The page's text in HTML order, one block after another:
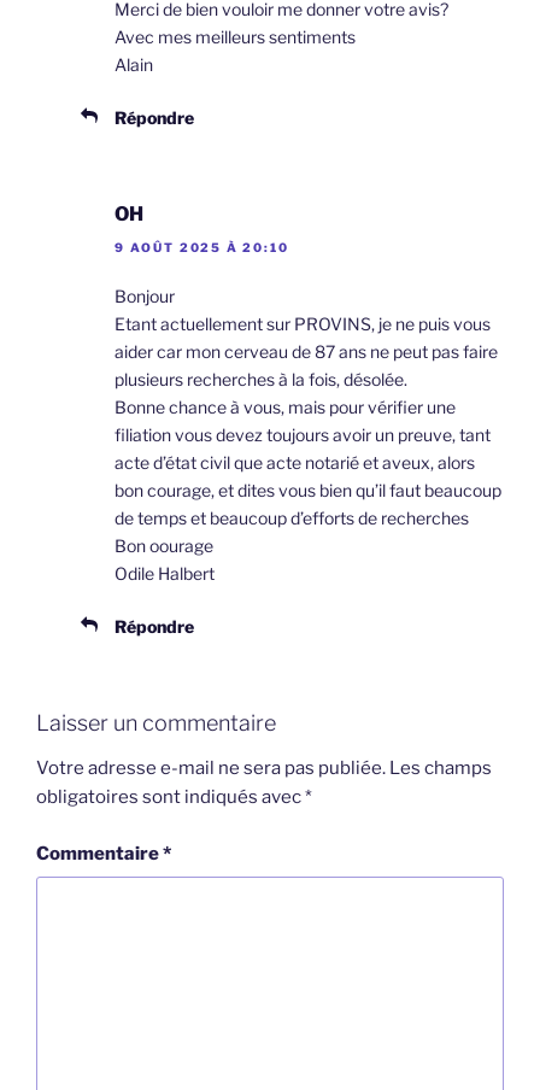
Merci de bien vouloir me donner votre avis?
Avec mes meilleurs sentiments
Alain
Répondre
OH
9 AOÛT 2025 À 20:10
Bonjour
Etant actuellement sur PROVINS, je ne puis vous
aider car mon cerveau de 87 ans ne peut pas faire
plusieurs recherches à la fois, désolée.
Bonne chance à vous, mais pour vérifier une
filiation vous devez toujours avoir un preuve, tant
acte d’état civil que acte notarié et aveux, alors
bon courage, et dites vous bien qu’il faut beaucoup
de temps et beaucoup d’efforts de recherches
Bon oourage
Odile Halbert
Répondre
Laisser un commentaire
Votre adresse e-mail ne sera pas publiée. Les champs
obligatoires sont indiqués avec*
Commentaire*